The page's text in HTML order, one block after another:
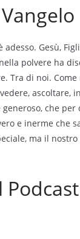
Gesù,
polvere ha
Tra di noi.
ascoltare,
che
e inerme che
ma il